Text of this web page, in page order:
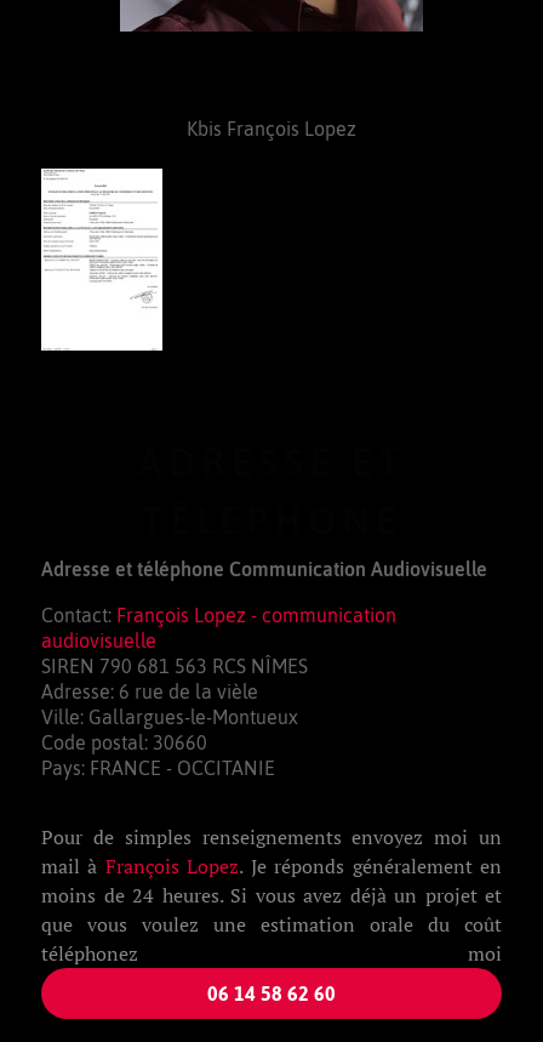
Kbis François Lopez
Adresse et téléphone Communication Audiovisuelle
Contact: François Lopez - communication
audiovisuelle
SIREN 790 681 563 RCS NÎMES
Adresse: 6 rue de la vièle
Ville: Gallargues-le-Montueux
Code postal: 30660
Pays: FRANCE - OCCITANIE
Pour de simples renseignements envoyez moi un
mail à François Lopez. Je réponds généralement en
moins de 24 heures. Si vous avez déjà un projet et
que vous voulez une estimation orale du coût
téléphonez moi
06 14 58 62 60